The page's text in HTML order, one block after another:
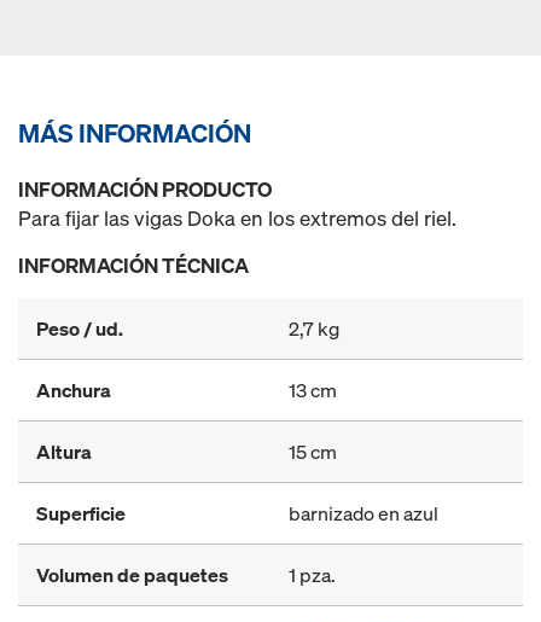
MÁS INFORMACIÓN
INFORMACIÓN PRODUCTO
Para fijar las vigas Doka en los extremos del riel.
INFORMACIÓN TÉCNICA
Peso / ud. 2,7 kg
Anchura 13 cm
Altura 15 cm
Superficie barnizado en azul
Volumen de paquetes 1 pza.